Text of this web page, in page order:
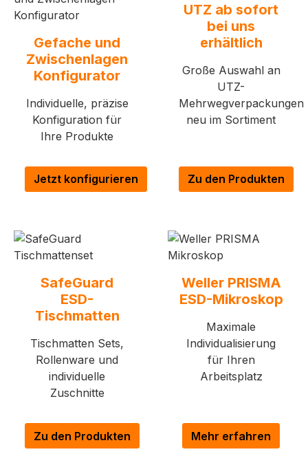
Gefache und
Zwischenlagen
Konfigurator
Individuelle, präzise
Konfiguration für
Ihre Produkte
Jetzt konfigurieren
UTZ ab sofort
bei uns
erhältlich
Große Auswahl an
UTZ-
Mehrwegverpackungen
neu im Sortiment
Zu den Produkten
SafeGuard
ESD-
Tischmatten
Tischmatten Sets,
Rollenware und
individuelle
Zuschnitte
Zu den Produkten
Weller PRISMA
ESD-Mikroskop
Maximale
Individualisierung
für Ihren
Arbeitsplatz
Mehr erfahren